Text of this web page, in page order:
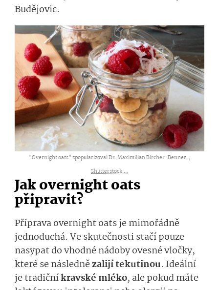
Budějovic.
"Overnight oats" zpopularizoval Dr. Maximilian Bircher-Benner. ,
Shutterstock....
Jak overnight oats
připravit?
Příprava overnight oats je mimořádně
jednoduchá. Ve skutečnosti stačí pouze
nasypat do vhodné nádoby ovesné vločky,
které se následnězalijí tekutinou. Ideální
je tradičníkravské mléko, ale pokud máte